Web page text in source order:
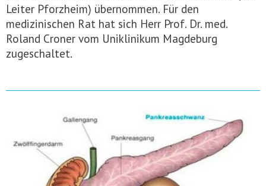
Leiter Pforzheim) übernommen. Für den
medizinischen Rat hat sich Herr Prof. Dr. med.
Roland Croner vom Uniklinikum Magdeburg
zugeschaltet.